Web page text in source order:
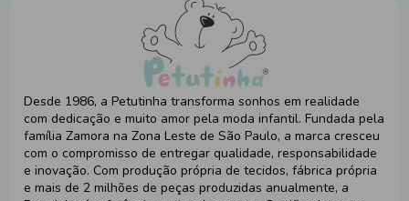
Desde 1986, a Petutinha transforma sonhos em realidade
com dedicação e muito amor pela moda infantil. Fundada pela
família Zamora na Zona Leste de São Paulo, a marca cresceu
com o compromisso de entregar qualidade, responsabilidade
e inovação. Com produção própria de tecidos, fábrica própria
e mais de 2 milhões de peças produzidas anualmente, a